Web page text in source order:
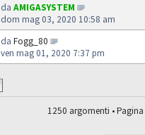
da AMIGASYSTEM
dom mag 03, 2020 10:58 am
da Fogg_80
ven mag 01, 2020 7:37 pm
1250 argomenti •Pagina